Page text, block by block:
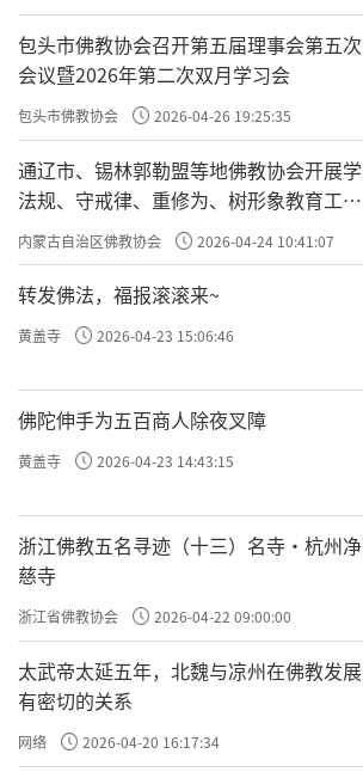
包头市佛教协会召开第五届理事会第五次
会议暨2026年第二次双月学习会
包头市佛教协会 2026-04-26 19:25:35
通辽市、锡林郭勒盟等地佛教协会开展学
法规、守戒律、重修为、树形象教育工作
专题学习会
内蒙古自治区佛教协会 2026-04-24 10:41:07
转发佛法，福报滚滚来~
黄盖寺 2026-04-23 15:06:46
佛陀伸手为五百商人除夜叉障
黄盖寺 2026-04-23 14:43:15
浙江佛教五名寻迹（十三）名寺·杭州净
慈寺
浙江省佛教协会 2026-04-22 09:00:00
太武帝太延五年，北魏与凉州在佛教发展
有密切的关系
网络 2026-04-20 16:17:34